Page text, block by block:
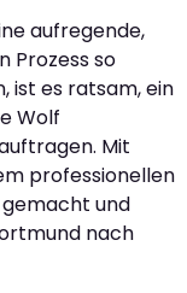
aufregende,
Prozess so
ist es ratsam, ein
Wolf
Mit
professionellen
gemacht und
nach